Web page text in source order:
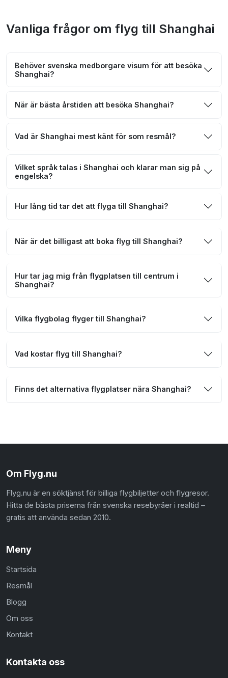
Vanliga frågor om flyg till Shanghai
Behöver svenska medborgare visum för att besöka
Shanghai?
När är bästa årstiden att besöka Shanghai?
Vad är Shanghai mest känt för som resmål?
Vilket språk talas i Shanghai och klarar man sig på
engelska?
Hur lång tid tar det att flyga till Shanghai?
När är det billigast att boka flyg till Shanghai?
Hur tar jag mig från flygplatsen till centrum i
Shanghai?
Vilka flygbolag flyger till Shanghai?
Vad kostar flyg till Shanghai?
Finns det alternativa flygplatser nära Shanghai?
Om Flyg.nu
Flyg.nu är en söktjänst för billiga flygbiljetter och flygresor.
Hitta de bästa priserna från svenska resebyråer i realtid –
gratis att använda sedan 2010.
Meny
Startsida
Resmål
Blogg
Om oss
Kontakt
Kontakta oss